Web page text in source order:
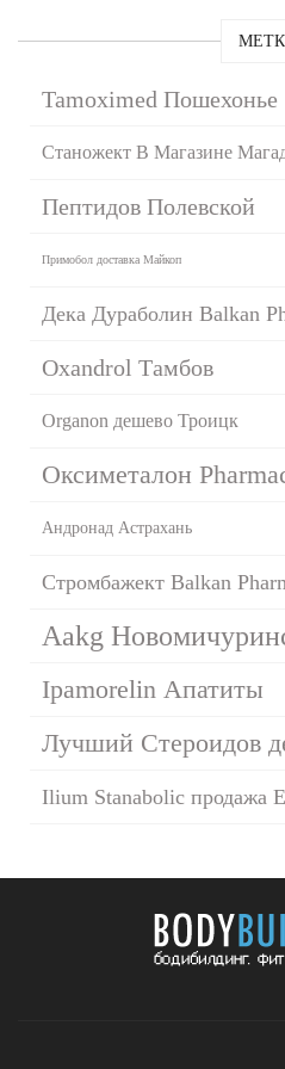
Tamoximed Пошехонье
Станожект В Магазине
Пептидов Полевской
Примобол доставка Майкоп
Дека Дураболин Balkan
Oxandrol Тамбов
Organon дешево Троицк
Оксиметалон
Андронад Астрахань
Стромбажект Balkan
Aakg
Ipamorelin Апатиты
Лучший Стероидов
Ilium Stanabolic продажа